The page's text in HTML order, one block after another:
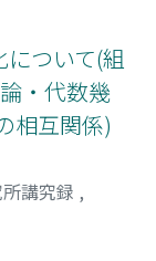
ついて(組
・代数幾
相互関係)
講究録 ,